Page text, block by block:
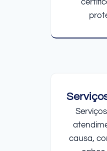
causa,